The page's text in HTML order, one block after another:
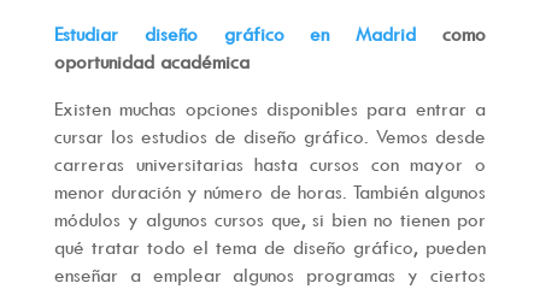
Estudiar diseño gráfico en Madrid como
oportunidad académica
Existen muchas opciones disponibles para entrar a
cursar los estudios de diseño gráfico. Vemos desde
carreras universitarias hasta cursos con mayor o
menor duración y número de horas. También algunos
módulos y algunos cursos que, si bien no tienen por
qué tratar todo el tema de diseño gráfico, pueden
enseñar a emplear algunos programas y ciertos